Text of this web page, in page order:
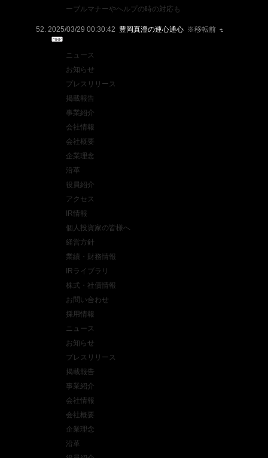
ーブルマナーやヘルプの時の対応も
2025/03/29 00:30:42 豊岡真澄の連心通心 ※移転前
ニュース
お知らせ
プレスリリース
掲載報告
事業紹介
会社情報
会社概要
企業理念
沿革
役員紹介
アクセス
IR情報
個人投資家の皆様へ
経営方針
業績・財務情報
IRライブラリ
株式・社債情報
お問い合わせ
採用情報
ニュース
お知らせ
プレスリリース
掲載報告
事業紹介
会社情報
会社概要
企業理念
沿革